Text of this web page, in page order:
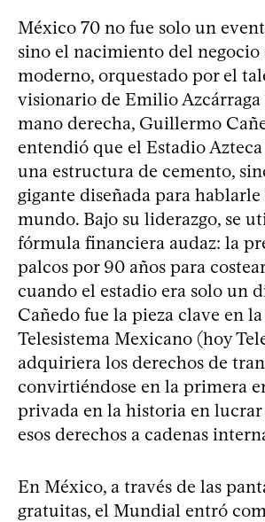
México 70 no fue solo un
sino el nacimiento del
moderno, orquestado por el
visionario de Emilio
mano derecha, Guillermo
entendió que el Estadio
una estructura de cemento,
gigante diseñada para hablarle
mundo. Bajo su liderazgo, se
fórmula financiera audaz: la
palcos por 90 años para
cuando el estadio era solo un
Cañedo fue la pieza clave en
Telesistema Mexicano (hoy
adquiriera los derechos de
convirtiéndose en la primera
privada en la historia en lucrar
esos derechos a cadenas
En México, a través de las
gratuitas, el Mundial entró